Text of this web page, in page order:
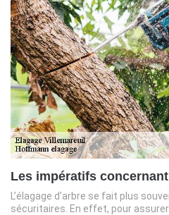
Les impératifs
L’élagage d’arbre se fait plus
sécuritaires. En effet, pour